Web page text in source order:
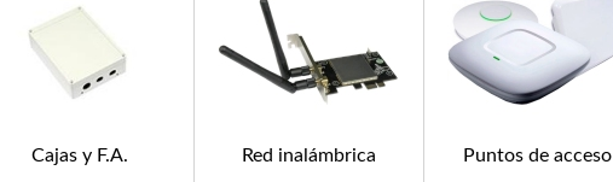
Cajas y F.A. Red inalámbrica Puntos de acceso